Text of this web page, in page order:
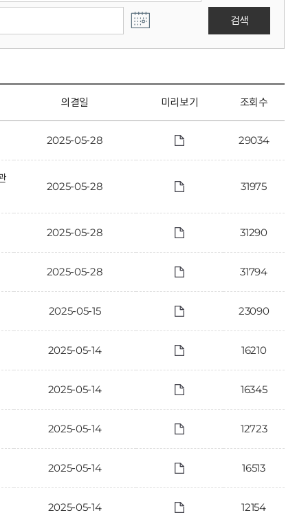
검색
의결일 미리보기 조회수
2025-05-28 29034
2025-05-28 31975
2025-05-28 31290
2025-05-28 31794
2025-05-15 23090
2025-05-14 16210
2025-05-14 16345
2025-05-14 12723
2025-05-14 16513
2025-05-14 12154